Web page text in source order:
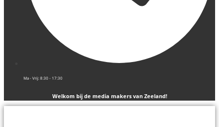
Ma - Vrij: 8:30 - 17:30
Welkom bij de media makers van Zeeland!